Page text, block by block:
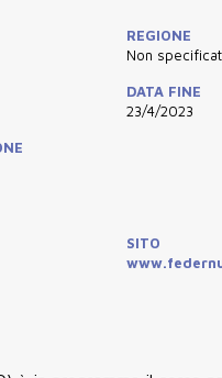
REGIONE
Non
DATA FINE
23/4/2023
SITO